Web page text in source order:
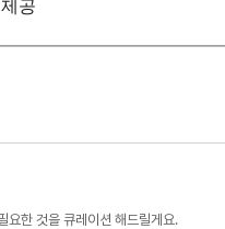
공
요한 것을 큐레이션 해드릴게요.